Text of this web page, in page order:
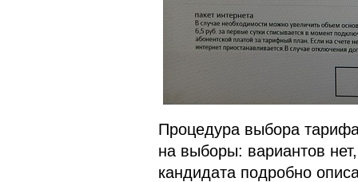
Процедура выбора
на выборы: вариантов
кандидата подробно